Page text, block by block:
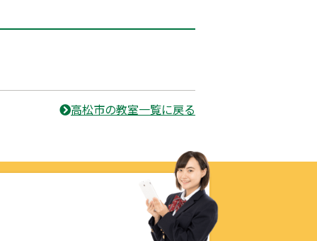
高松市の教室一覧に戻る